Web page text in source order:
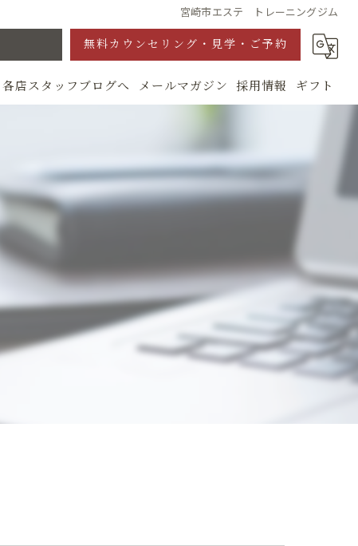
宮崎市エステ トレーニングジム
無料カウンセリング・見学・ご予約
各店スタッフブログへ メールマガジン 採用情報 ギフト